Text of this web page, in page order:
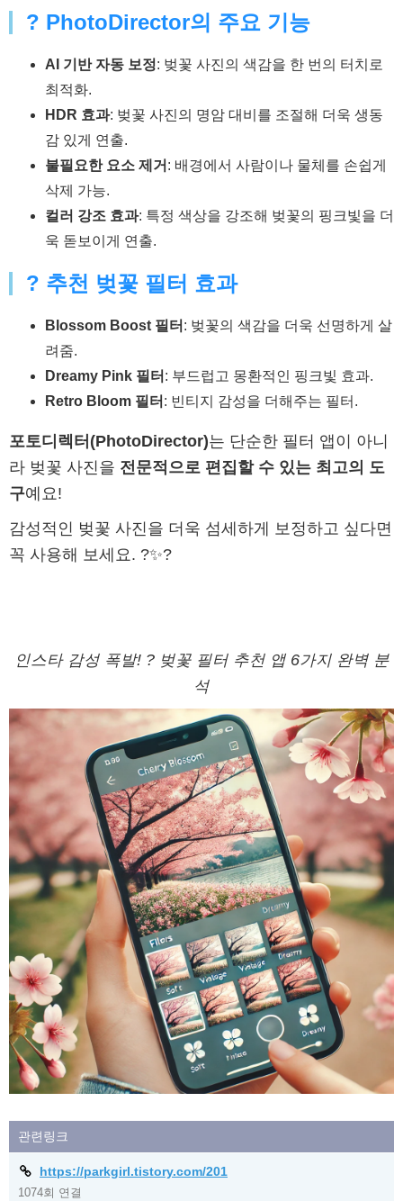
? PhotoDirector의 주요 기능
AI 기반 자동 보정: 벚꽃 사진의 색감을 한 번의 터치로
최적화.
HDR 효과: 벚꽃 사진의 명암 대비를 조절해 더욱 생동
감 있게 연출.
불필요한 요소 제거 : 배경에서 사람이나 물체를 손쉽게
삭제 가능.
컬러 강조 효과: 특정 색상을 강조해 벚꽃의 핑크빛을 더
욱 돋보이게 연출.
? 추천 벚꽃 필터 효과
Blossom Boost 필터 : 벚꽃의 색감을 더욱 선명하게 살
려줌.
Dreamy Pink 필터 : 부드럽고 몽환적인 핑크빛 효과.
Retro Bloom 필터 : 빈티지 감성을 더해주는 필터.
포토디렉터(PhotoDirector)는 단순한 필터 앱이 아니
라 벚꽃 사진을 전문적으로 편집할 수 있는 최고의 도
구예요!
감성적인 벚꽃 사진을 더욱 섬세하게 보정하고 싶다면
꼭 사용해 보세요. ?✨?
인스타 감성 폭발! ? 벚꽃 필터 추천 앱 6가지 완벽 분
석
관련링크
https://parkgirl.tistory.com/201
1074회 연결